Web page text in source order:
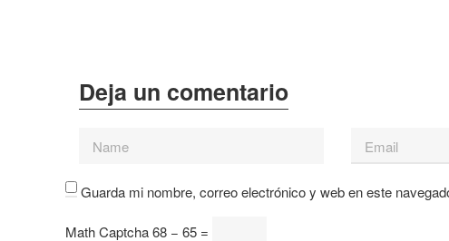
Guarda mi nombre, correo electrónico y web en este
Math Captcha68 − 65 =